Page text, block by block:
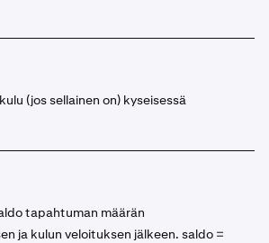
(jos sellainen on) kyseisessä
tapahtuman määrän
ja kulun veloituksen jälkeen. saldo =